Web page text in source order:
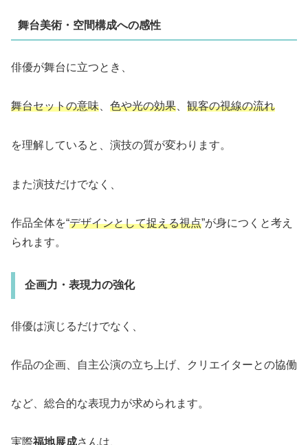
舞台美術・空間構成への感性
俳優が舞台に立つとき、
舞台セットの意味、 色や光の効果、 観客の視線の流れ
を理解していると、演技の質が変わります。
また演技だけでなく、
作品全体を“デザインとして捉える視点”が身につくと考え
られます。
企画力・表現力の強化
俳優は演じるだけでなく、
作品の企画、自主公演の立ち上げ、クリエイターとの協働
など、総合的な表現力が求められます。
実際福地展成さんは、